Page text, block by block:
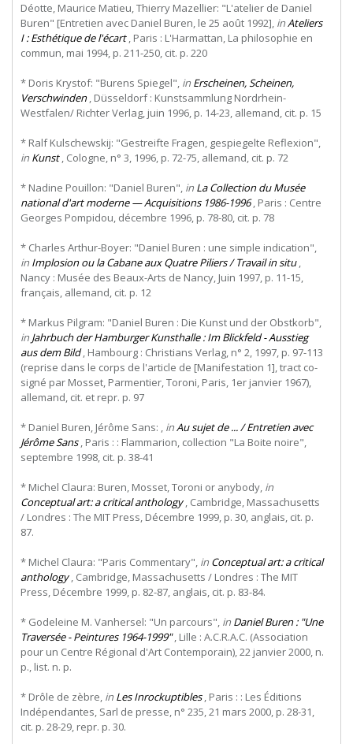
Déotte, Maurice Matieu, Thierry Mazellier: "L'atelier de Daniel
Buren" [Entretien avec Daniel Buren, le 25 août 1992], inAteliers
I : Esthétique de l'écart, Paris : L'Harmattan, La philosophie en
commun, mai 1994, p. 211-250, cit. p. 220
* Doris Krystof: "Burens Spiegel", in Erscheinen, Scheinen,
Verschwinden, Düsseldorf : Kunstsammlung Nordrhein-
Westfalen/ Richter Verlag, juin 1996, p. 14-23, allemand, cit. p. 15
* Ralf Kulschewskij: "Gestreifte Fragen, gespiegelte Reflexion",
in Kunst, Cologne, n° 3, 1996, p. 72-75, allemand, cit. p. 72
* Nadine Pouillon: "Daniel Buren", in La Collection du Musée
national d'art moderne — Acquisitions 1986-1996, Paris : Centre
Georges Pompidou, décembre 1996, p. 78-80, cit. p. 78
* Charles Arthur-Boyer: "Daniel Buren : une simple indication",
in Implosion ou la Cabane aux Quatre Piliers / Travail in situ,
Nancy : Musée des Beaux-Arts de Nancy, Juin 1997, p. 11-15,
français, allemand, cit. p. 12
* Markus Pilgram: "Daniel Buren : Die Kunst und der Obstkorb",
in Jahrbuch der Hamburger Kunsthalle : Im Blickfeld - Ausstieg
aus dem Bild, Hambourg : Christians Verlag, n° 2, 1997, p. 97-113
(reprise dans le corps de l'article de [Manifestation 1], tract co-
signé par Mosset, Parmentier, Toroni, Paris, 1er janvier 1967),
allemand, cit. et repr. p. 97
* Daniel Buren, Jérôme Sans: , inAu sujet de ... / Entretien avec
Jérôme Sans, Paris : : Flammarion, collection "La Boite noire",
septembre 1998, cit. p. 38-41
* Michel Claura: Buren, Mosset, Toroni or anybody, in
Conceptual art: a critical anthology, Cambridge, Massachusetts
/ Londres : The MIT Press, Décembre 1999, p. 30, anglais, cit. p.
87.
* Michel Claura: "Paris Commentary", in Conceptual art: a critical
anthology, Cambridge, Massachusetts / Londres : The MIT
Press, Décembre 1999, p. 82-87, anglais, cit. p. 83-84.
* Godeleine M. Vanhersel: "Un parcours", in Daniel Buren : "Une
Traversée - Peintures 1964-1999", Lille : A.C.R.A.C. (Association
pour un Centre Régional d'Art Contemporain), 22 janvier 2000, n.
p., list. n. p.
* Drôle de zèbre, in Les Inrockuptibles, Paris : : Les Éditions
Indépendantes, Sarl de presse, n° 235, 21 mars 2000, p. 28-31,
cit. p. 28-29, repr. p. 30.